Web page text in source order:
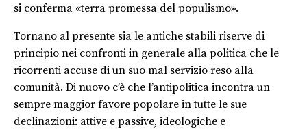
si conferma «terra promessa del populismo».
Tornano al presente sia le antiche stabili riserve di
principio nei confronti in generale alla politica che le
ricorrenti accuse di un suo mal servizio reso alla
comunità. Di nuovo c’è che l’antipolitica incontra un
sempre maggior favore popolare in tutte le sue
declinazioni: attive e passive, ideologiche e